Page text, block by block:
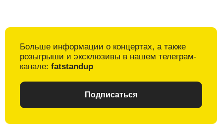
Больше информации о концертах, а также
розыгрыши и эксклюзивы в нашем телеграм-
канале: fatstandup
Подписаться